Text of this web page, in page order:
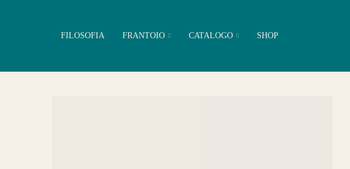
FILOSOFIA FRANTOIO CATALOGO SHOP